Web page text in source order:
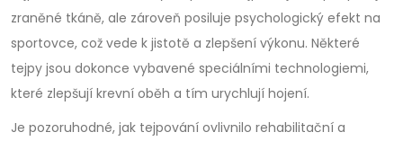
zraněné tkáně, ale zároveň posiluje psychologický efekt na
sportovce, což vede k jistotě a zlepšení výkonu. Některé
tejpy jsou dokonce vybavené speciálními technologiemi,
které zlepšují krevní oběh a tím urychlují hojení.
Je pozoruhodné, jak tejpování ovlivnilo rehabilitační a